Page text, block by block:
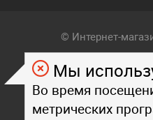
Мы
Во время
метрических
© Интернет-
Любой
на страницах
Любое